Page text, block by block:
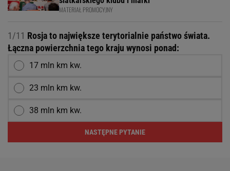
MATERIAŁ PROMOCYJNY
1/11 Rosja to największe terytorialnie państwo świata.
Łączna powierzchnia tego kraju wynosi ponad:
17 mln km kw.
23 mln km kw.
38 mln km kw.
NASTĘPNE PYTANIE